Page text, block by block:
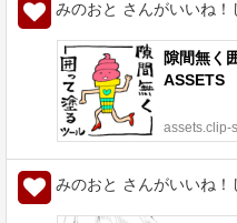
みのおと さんがいいね！
隙間無く
ASSETS
assets.clip-
みのおと さんがいいね！